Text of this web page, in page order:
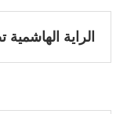
الراية